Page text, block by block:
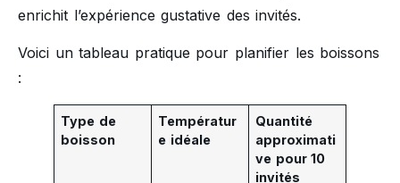
enrichit l’expérience gustative des invités.
Voici un tableau pratique pour planifier les boissons
:
Type de
boisson
Températur
e idéale
Quantité
approximati
ve pour 10
invités